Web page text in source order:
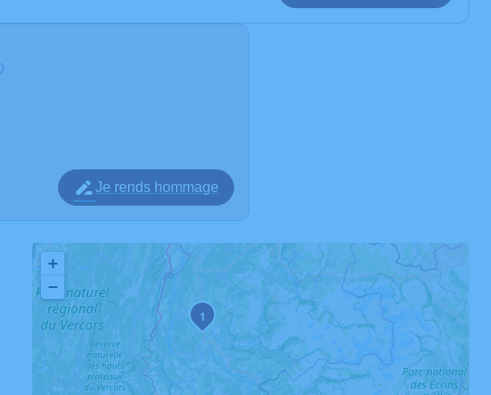
Je rends hommage
1
+
−